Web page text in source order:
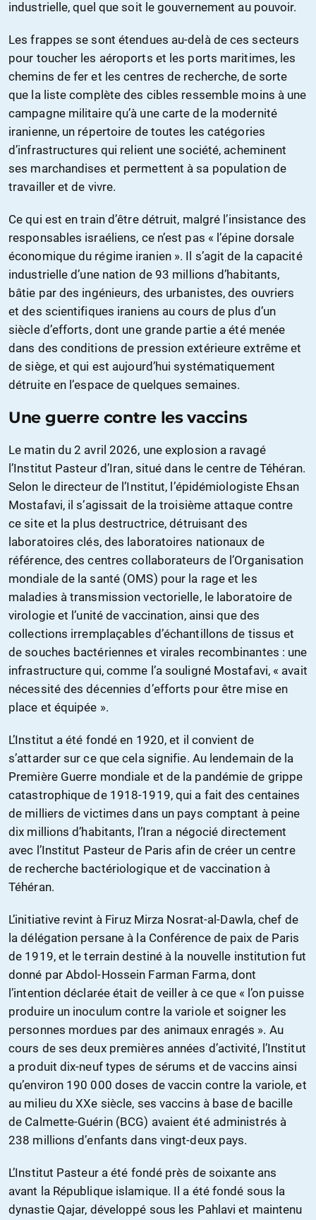
industrielle, quel que soit le gouvernement au pouvoir.
Les frappes se sont étendues au-delà de ces secteurs
pour toucher les aéroports et les ports maritimes, les
chemins de fer et les centres de recherche, de sorte
que la liste complète des cibles ressemble moins à une
campagne militaire qu’à une carte de la modernité
iranienne, un répertoire de toutes les catégories
d’infrastructures qui relient une société, acheminent
ses marchandises et permettent à sa population de
travailler et de vivre.
Ce qui est en train d’être détruit, malgré l’insistance des
responsables israéliens, ce n’est pas « l’épine dorsale
économique du régime iranien ». Il s’agit de la capacité
industrielle d’une nation de 93 millions d’habitants,
bâtie par des ingénieurs, des urbanistes, des ouvriers
et des scientifiques iraniens au cours de plus d’un
siècle d’efforts, dont une grande partie a été menée
dans des conditions de pression extérieure extrême et
de siège, et qui est aujourd’hui systématiquement
détruite en l’espace de quelques semaines.
Une guerre contre les vaccins
Le matin du 2 avril 2026, une explosion a ravagé
l’Institut Pasteur d’Iran, situé dans le centre de Téhéran.
Selon le directeur de l’Institut, l’épidémiologiste Ehsan
Mostafavi, il s’agissait de la troisième attaque contre
ce site et la plus destructrice, détruisant des
laboratoires clés, des laboratoires nationaux de
référence, des centres collaborateurs de l’Organisation
mondiale de la santé (OMS) pour la rage et les
maladies à transmission vectorielle, le laboratoire de
virologie et l’unité de vaccination, ainsi que des
collections irremplaçables d’échantillons de tissus et
de souches bactériennes et virales recombinantes : une
infrastructure qui, comme l’a souligné Mostafavi, « avait
nécessité des décennies d’efforts pour être mise en
place et équipée ».
L’Institut a été fondé en 1920, et il convient de
s’attarder sur ce que cela signifie. Au lendemain de la
Première Guerre mondiale et de la pandémie de grippe
catastrophique de 1918-1919, qui a fait des centaines
de milliers de victimes dans un pays comptant à peine
dix millions d’habitants, l’Iran a négocié directement
avec l’Institut Pasteur de Paris afin de créer un centre
de recherche bactériologique et de vaccination à
Téhéran.
L’initiative revint à Firuz Mirza Nosrat-al-Dawla, chef de
la délégation persane à la Conférence de paix de Paris
de 1919, et le terrain destiné à la nouvelle institution fut
donné par Abdol-Hossein Farman Farma, dont
l’intention déclarée était de veiller à ce que « l’on puisse
produire un inoculum contre la variole et soigner les
personnes mordues par des animaux enragés ». Au
cours de ses deux premières années d’activité, l’Institut
a produit dix-neuf types de sérums et de vaccins ainsi
qu’environ 190 000 doses de vaccin contre la variole, et
au milieu du XXe siècle, ses vaccins à base de bacille
de Calmette-Guérin (BCG) avaient été administrés à
238 millions d’enfants dans vingt-deux pays.
L’Institut Pasteur a été fondé près de soixante ans
avant la République islamique. Il a été fondé sous la
dynastie Qajar, développé sous les Pahlavi et maintenu